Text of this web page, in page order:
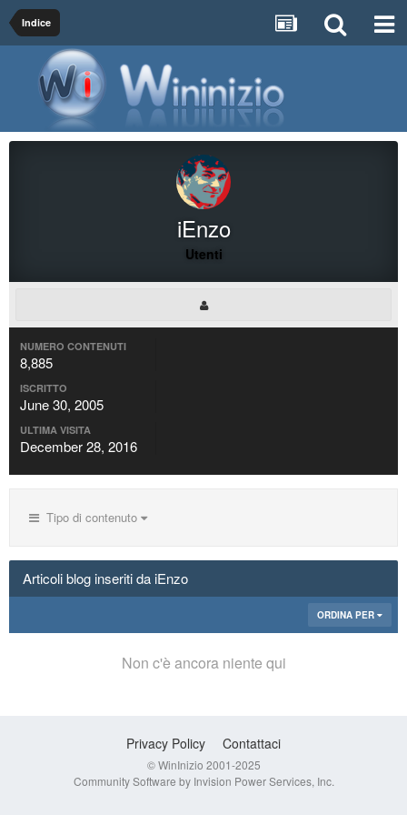
Indice
iEnzo
Utenti
NUMERO CONTENUTI
8,885
ISCRITTO
June 30, 2005
ULTIMA VISITA
December 28, 2016
Tipo di contenuto
Articoli blog inseriti da iEnzo
ORDINA PER
Non c'è ancora niente qui
Privacy Policy Contattaci
© WinInizio 2001-2025
Community Software by Invision Power Services, Inc.